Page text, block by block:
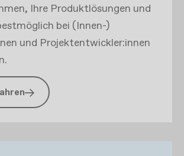
Ihre Produktlösungen und
bei (Innen-)
und Projektentwickler:innen